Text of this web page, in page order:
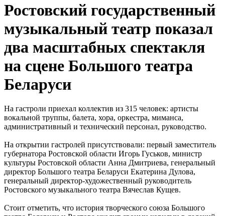
Ростовский государственный
музыкальный театр показал
два масштабных спектакля
на сцене Большого театра
Беларуси
На гастроли приехал коллектив из 315 человек: артисты
вокальной труппы, балета, хора, оркестра, миманса,
административный и технический персонал, руководство.
На открытии гастролей присутствовали: первый заместитель
губернатора Ростовской области Игорь Гуськов, министр
культуры Ростовской области Анна Дмитриева, генеральный
директор Большого театра Беларуси Екатерина Дулова,
генеральный директор-художественный руководитель
Ростовского музыкального театра Вячеслав Кущев.
Стоит отметить, что история творческого союза Большого